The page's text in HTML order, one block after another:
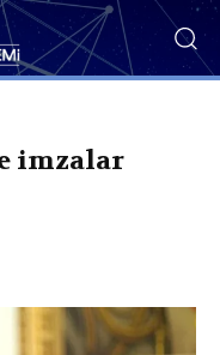
imzalar